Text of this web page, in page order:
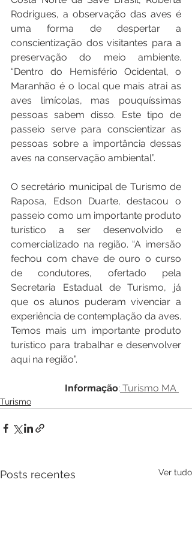
Rodrigues, a observação das aves é
uma forma de despertar a
conscientização dos visitantes para a
preservação do meio ambiente.
“Dentro do Hemisfério Ocidental, o
Maranhão é o local que mais atrai as
aves limícolas, mas pouquíssimas
pessoas sabem disso. Este tipo de
passeio serve para conscientizar as
pessoas sobre a importância dessas
aves na conservação ambiental”.
O secretário municipal de Turismo de
Raposa, Edson Duarte, destacou o
passeio como um importante produto
turístico a ser desenvolvido e
comercializado na região. “A imersão
fechou com chave de ouro o curso
de condutores, ofertado pela
Secretaria Estadual de Turismo, já
que os alunos puderam vivenciar a
experiência de contemplação da aves.
Temos mais um importante produto
turístico para trabalhar e desenvolver
aqui na região”.
Informação: Turismo MA
Turismo
Posts recentes Ver tudo